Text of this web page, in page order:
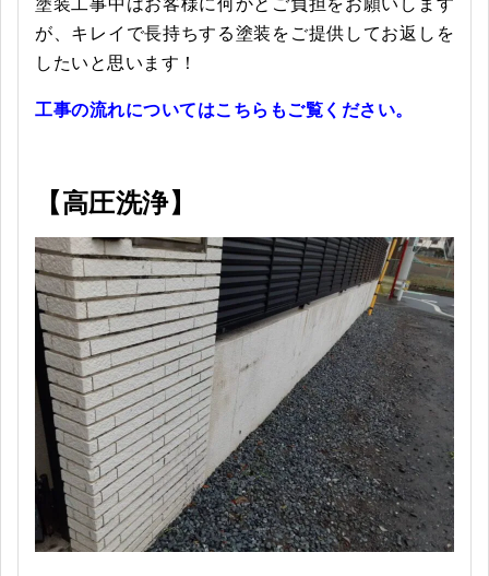
塗装工事中はお客様に何かとご負担をお願いします
が、キレイで長持ちする塗装をご提供してお返しを
したいと思います！
工事の流れについてはこちらもご覧ください。
【高圧洗浄】